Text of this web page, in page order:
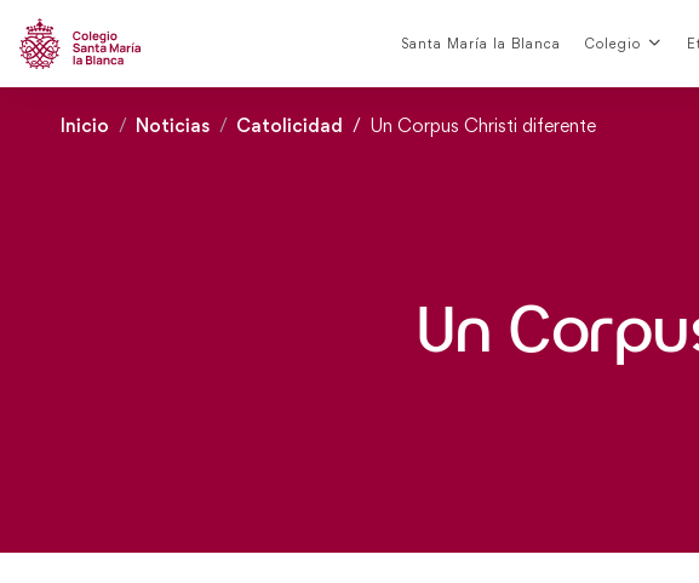
Santa María la Blanca Colegio
Inicio Noticias Catolicidad Un Corpus Christi diferente
Un